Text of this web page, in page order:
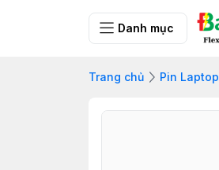
Danh mục
Trang chủ Pin Laptop